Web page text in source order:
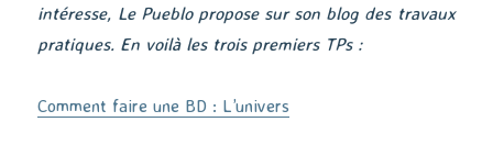
intéresse, Le Pueblo propose sur son blog des travaux
pratiques. En voilà les trois premiers TPs :
Comment faire une BD : L’univers